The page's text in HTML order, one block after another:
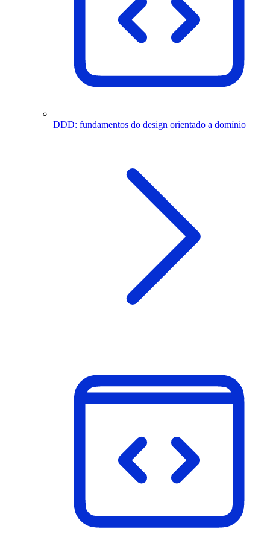
DDD: fundamentos do design orientado a domínio